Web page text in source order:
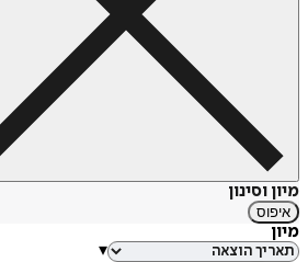
מיון וסינון
איפוס
מיון
▾